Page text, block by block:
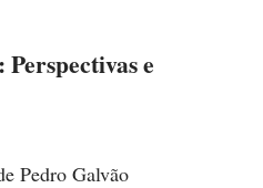
e
Pedro Galvão